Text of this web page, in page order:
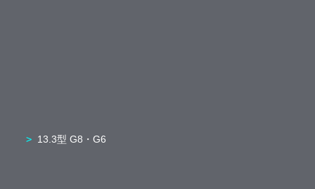
13.3型 G8・G6